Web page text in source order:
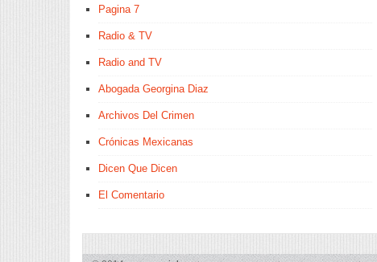
Pagina 7
Radio & TV
Radio and TV
Abogada Georgina Diaz
Archivos Del Crimen
Crónicas Mexicanas
Dicen Que Dicen
El Comentario